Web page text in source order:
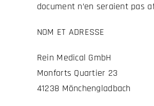
document n’en seraient pas
NOM ET ADRESSE
Rein Medical GmbH
Monforts Quartier 23
41238 Mönchengladbach